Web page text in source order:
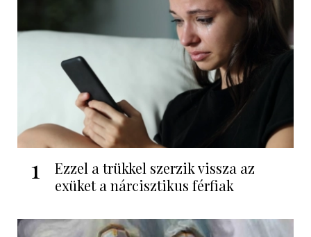
1
Ezzel a trükkel szerzik vissza az
exüket a nárcisztikus férfiak